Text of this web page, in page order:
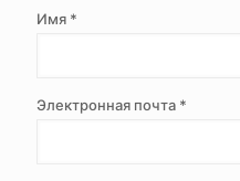
Имя *
Электронная почта *